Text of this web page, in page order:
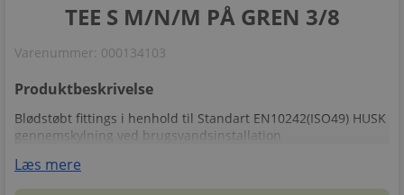
TEE S M/N/M PÅ GREN 3/8
Varenummer: 000134103
Produktbeskrivelse
Blødstøbt fittings i henhold til Standart EN10242(ISO49) HUSK
gennemskylning ved brugsvandsinstallation
Læs mere